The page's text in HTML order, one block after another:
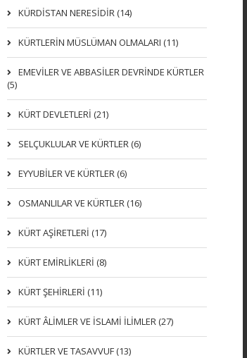
KÜRDİSTAN NERESİDİR (14)
KÜRTLERİN MÜSLÜMAN OLMALARI (11)
EMEVİLER VE ABBASİLER DEVRİNDE KÜRTLER
(5)
KÜRT DEVLETLERİ (21)
SELÇUKLULAR VE KÜRTLER (6)
EYYUBİLER VE KÜRTLER (6)
OSMANLILAR VE KÜRTLER (16)
KÜRT AŞİRETLERİ (17)
KÜRT EMİRLİKLERİ (8)
KÜRT ŞEHİRLERİ (11)
KÜRT ÂLİMLER VE İSLAMİ İLİMLER (27)
KÜRTLER VE TASAVVUF (13)